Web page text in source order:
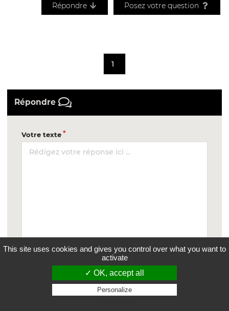
Répondre Posez votre question
1
Répondre
Votre texte
Inscription express
This site uses cookies and gives you control over what you want to
activate
✓ OK, accept all
Personalize